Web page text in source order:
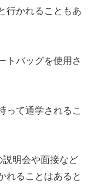
行かれることもあ
トバッグを使用さ
って通学されるこ
明会や面接など
れることはあると